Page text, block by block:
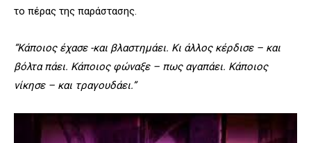
το πέρας της παράστασης.
“Κάποιος έχασε -και βλαστημάει. Κι άλλος κέρδισε – και
βόλτα πάει. Κάποιος φώναξε – πως αγαπάει. Κάποιος
νίκησε – και τραγουδάει.”